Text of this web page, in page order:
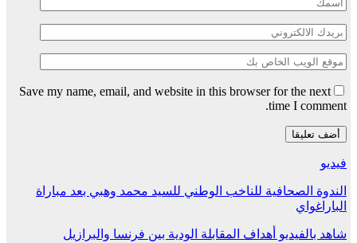
Save my name, email, and website in this browser for the next
time I comment.
فيديو
الندوة الصحافية للناخب الوطني للسيد محمد وهبي بعد مباراة
الباراغواي
شاهد بالفيديو أهداف المقابلة الودية بين فرنسا والبرازيل